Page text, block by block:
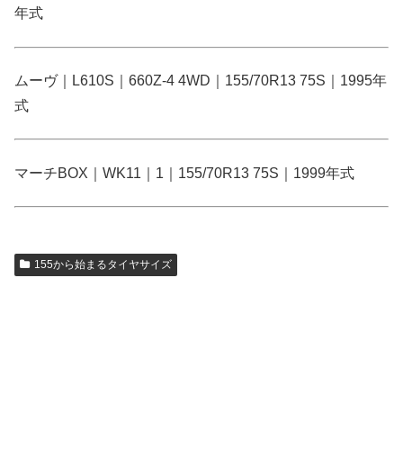
年式
ムーヴ｜L610S｜660Z-4 4WD｜155/70R13 75S｜1995年
式
マーチBOX｜WK11｜1｜155/70R13 75S｜1999年式
155から始まるタイヤサイズ